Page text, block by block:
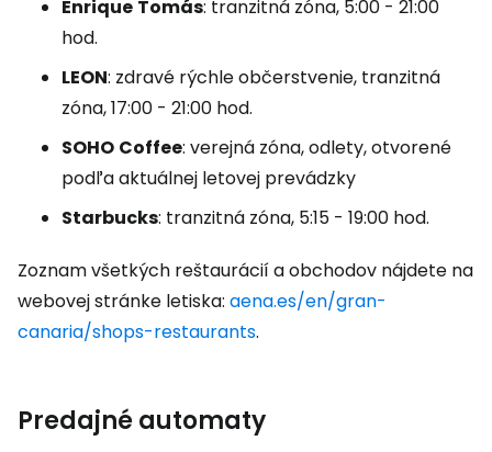
Enrique Tomás: tranzitná zóna, 5:00 - 21:00
hod.
LEON: zdravé rýchle občerstvenie, tranzitná
zóna, 17:00 - 21:00 hod.
SOHO Coffee: verejná zóna, odlety, otvorené
podľa aktuálnej letovej prevádzky
Starbucks: tranzitná zóna, 5:15 - 19:00 hod.
Zoznam všetkých reštaurácií a obchodov nájdete na
webovej stránke letiska: aena.es/en/gran-
canaria/shops-restaurants.
Predajné automaty